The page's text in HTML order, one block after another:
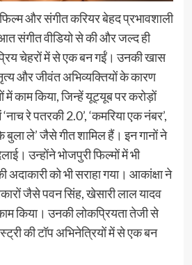
और संगीत करियर बेहद प्रभावशाली
संगीत वीडियो से की और जल्द ही
चेहरों में से एक बन गईं। उनकी खास
और जीवंत अभिव्यक्तियों के कारण
में काम किया, जिन्हें यूट्यूब पर करोड़ों
रे पतरकी 2.0’, ‘कमरिया एक नंबर’,
बुला ले’ जैसे गीत शामिल हैं। इन गानों ने
उन्होंने भोजपुरी फिल्मों में भी
को भी सराहा गया। आकांक्षा ने
जैसे पवन सिंह, खेसारी लाल यादव
किया। उनकी लोकप्रियता तेजी से
की टॉप अभिनेत्रियों में से एक बन